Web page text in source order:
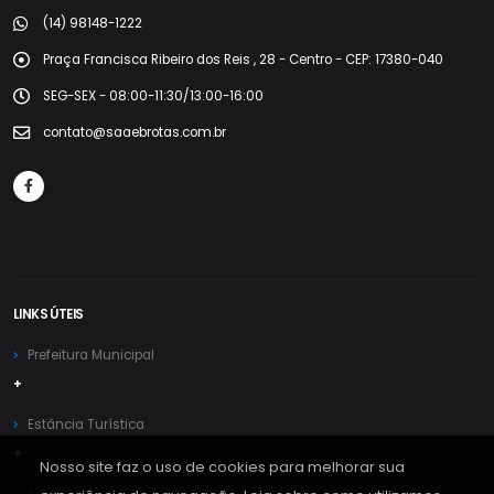
(14) 98148-1222
Praça Francisca Ribeiro dos Reis , 28 - Centro - CEP: 17380-040
SEG-SEX - 08:00-11:30/13:00-16:00
contato@saaebrotas.com.br
LINKS ÚTEIS
Prefeitura Municipal
+
Estância Turística
Nosso site faz o uso de cookies para melhorar sua